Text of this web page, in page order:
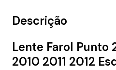
Descrição
Lente Farol
2010 2011 2012